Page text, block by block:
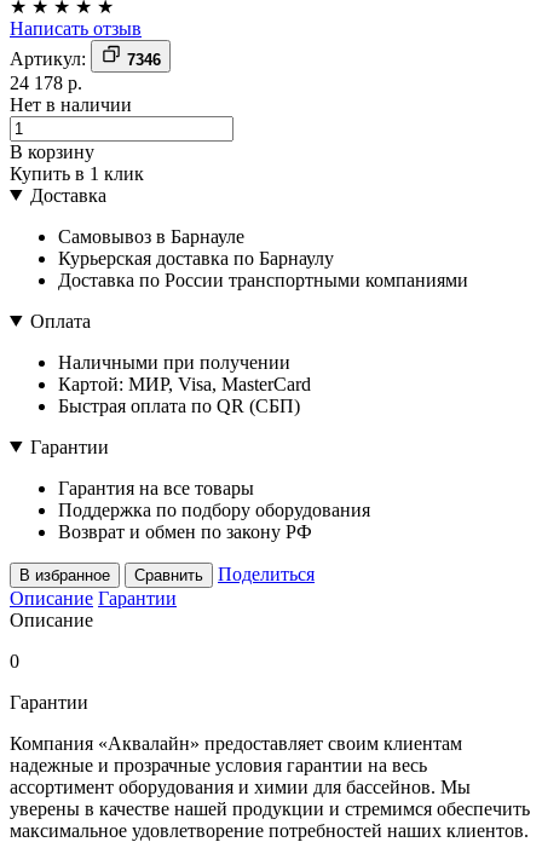
★ ★ ★ ★ ★
Написать отзыв
Артикул:
7346
24 178 р.
Нет в наличии
В корзину
Купить в 1 клик
Доставка
Самовывоз в Барнауле
Курьерская доставка по Барнаулу
Доставка по России транспортными компаниями
Оплата
Наличными при получении
Картой: МИР, Visa, MasterCard
Быстрая оплата по QR (СБП)
Гарантии
Гарантия на все товары
Поддержка по подбору оборудования
Возврат и обмен по закону РФ
В избранное Сравнить
Поделиться
Описание Гарантии
Описание
0
Гарантии
Компания «Аквалайн» предоставляет своим клиентам
надежные и прозрачные условия гарантии на весь
ассортимент оборудования и химии для бассейнов. Мы
уверены в качестве нашей продукции и стремимся обеспечить
максимальное удовлетворение потребностей наших клиентов.